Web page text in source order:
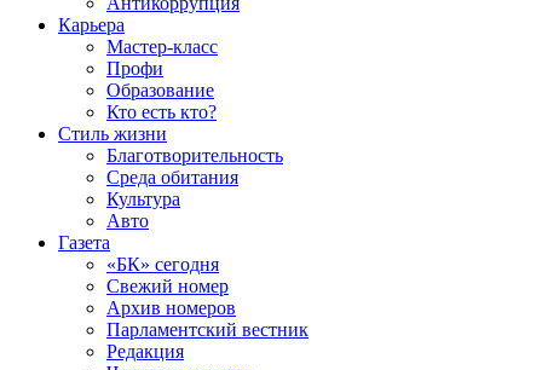
Карьера
Мастер-класс
Профи
Образование
Кто есть кто?
Стиль жизни
Благотворительность
Среда обитания
Культура
Авто
Газета
«БК» сегодня
Свежий номер
Архив номеров
Парламентский вестник
Редакция